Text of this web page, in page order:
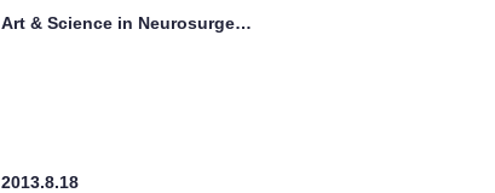
Art & Science in Neurosurge…
2013.8.18